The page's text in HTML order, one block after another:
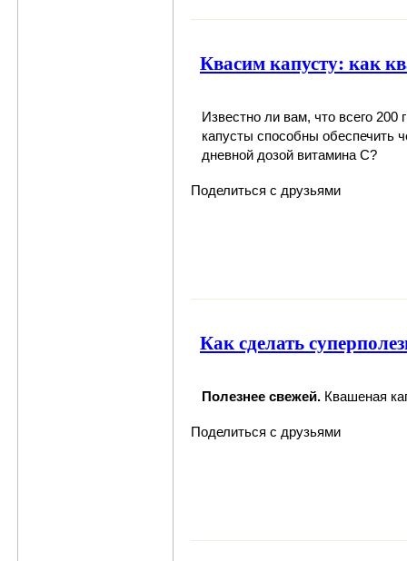
Квасим капусту: как
Известно ли вам, что всего 200
капусты способны обеспечить
дневной дозой витамина C?
Поделиться с друзьями
Как сделать
Полезнее свежей. Квашеная
Поделиться с друзьями